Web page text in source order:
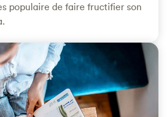
populaire de faire fructifier son